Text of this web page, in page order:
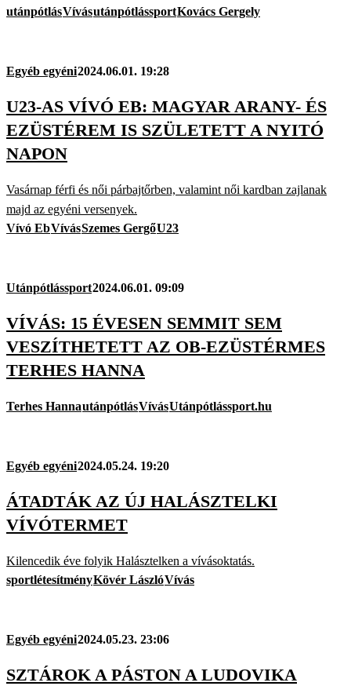
utánpótlásVívásutánpótlássportKovács Gergely
Egyéb egyéni2024.06.01. 19:28
U23-AS VÍVÓ EB: MAGYAR ARANY- ÉS
EZÜSTÉREM IS SZÜLETETT A NYITÓ
NAPON
Vasárnap férfi és női párbajtőrben, valamint női kardban zajlanak
majd az egyéni versenyek.
Vívó EbVívásSzemes GergőU23
Utánpótlássport2024.06.01. 09:09
VÍVÁS: 15 ÉVESEN SEMMIT SEM
VESZÍTHETETT AZ OB-EZÜSTÉRMES
TERHES HANNA
Terhes HannautánpótlásVívásUtánpótlássport.hu
Egyéb egyéni2024.05.24. 19:20
ÁTADTÁK AZ ÚJ HALÁSZTELKI
VÍVÓTERMET
Kilencedik éve folyik Halásztelken a vívásoktatás.
sportlétesítményKövér LászlóVívás
Egyéb egyéni2024.05.23. 23:06
SZTÁROK A PÁSTON A LUDOVIKA